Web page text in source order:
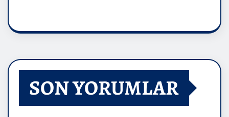
SON YORUMLAR